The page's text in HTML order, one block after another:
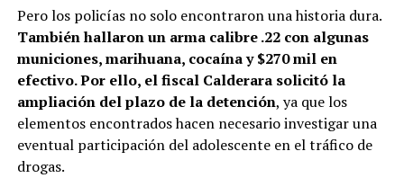
Pero los policías no solo encontraron una historia dura.
También hallaron un arma calibre .22 con algunas
municiones, marihuana, cocaína y $270 mil en
efectivo. Por ello, el fiscal Calderara solicitó la
ampliación del plazo de la detención, ya que los
elementos encontrados hacen necesario investigar una
eventual participación del adolescente en el tráfico de
drogas.